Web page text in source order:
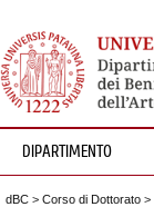
DIPARTIMENTO
dBC > Corso di Dottorato >